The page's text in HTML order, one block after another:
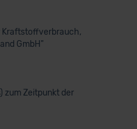
Kraftstoffverbrauch,
GmbH"
zum Zeitpunkt der